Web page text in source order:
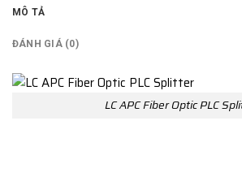
MÔ TẢ
ĐÁNH GIÁ (0)
LC APC Fiber Optic PLC